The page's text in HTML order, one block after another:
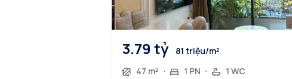
3.79 tỷ
81 triệu/m²
47 m²
1 PN
1 WC